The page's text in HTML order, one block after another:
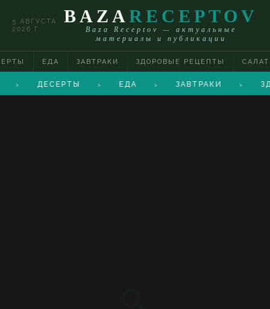
5 АВГУСТА
2026 Г.
BAZA RECEPTOV
Baza Receptov — актуальные
материалы и публикации
ЕДА ЗАВТРАКИ ЗДОРОВЫЕ РЕЦЕПТЫ
> ДЕСЕРТЫ > ЕДА > ЗАВТРАКИ >